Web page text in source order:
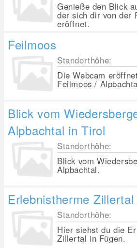
Genieße den Blick
der sich dir von der
eröffnet.
Feilmoos
Standorthöhe:
Die Webcam
Feilmoos /
Blick vom
Alpbachtal in Tirol
Standorthöhe:
Blick vom
Alpbachtal.
Erlebnistherme
Standorthöhe:
Hier siehst du die
Zillertal in Fügen.